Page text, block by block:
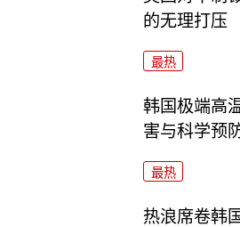
的无理打压
最热
韩国极端高
害与科学预
最热
热浪席卷韩